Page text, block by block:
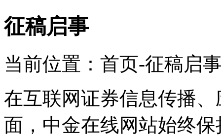
征稿启事
当前位置：首页-征稿启
在互联网证券信息传播
面，中金在线网站始终